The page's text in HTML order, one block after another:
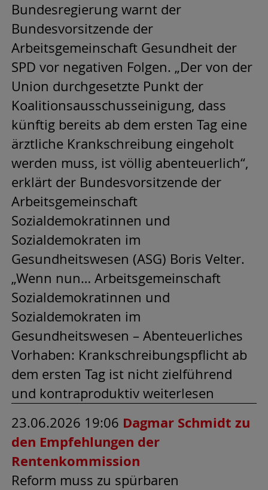
Bundesregierung warnt der
Bundesvorsitzende der
Arbeitsgemeinschaft Gesundheit der
SPD vor negativen Folgen. „Der von der
Union durchgesetzte Punkt der
Koalitionsausschusseinigung, dass
künftig bereits ab dem ersten Tag eine
ärztliche Krankschreibung eingeholt
werden muss, ist völlig abenteuerlich“,
erklärt der Bundesvorsitzende der
Arbeitsgemeinschaft
Sozialdemokratinnen und
Sozialdemokraten im
Gesundheitswesen (ASG) Boris Velter.
„Wenn nun… Arbeitsgemeinschaft
Sozialdemokratinnen und
Sozialdemokraten im
Gesundheitswesen – Abenteuerliches
Vorhaben: Krankschreibungspflicht ab
dem ersten Tag ist nicht zielführend
und kontraproduktiv weiterlesen
23.06.2026 19:06 Dagmar Schmidt zu
den Empfehlungen der
Rentenkommission
Reform muss zu spürbaren